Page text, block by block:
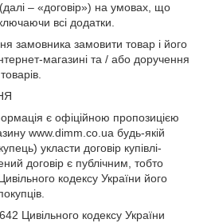
– «договір») на умовах, що
всі додатки.
замовника замовити товар і його
магазині та / або доручення
є офіційною пропозицією
www.dimm.co.ua будь-якій
укласти договір купівлі-
договір є публічним, тобто
кодексу України його
Цивільного кодексу України